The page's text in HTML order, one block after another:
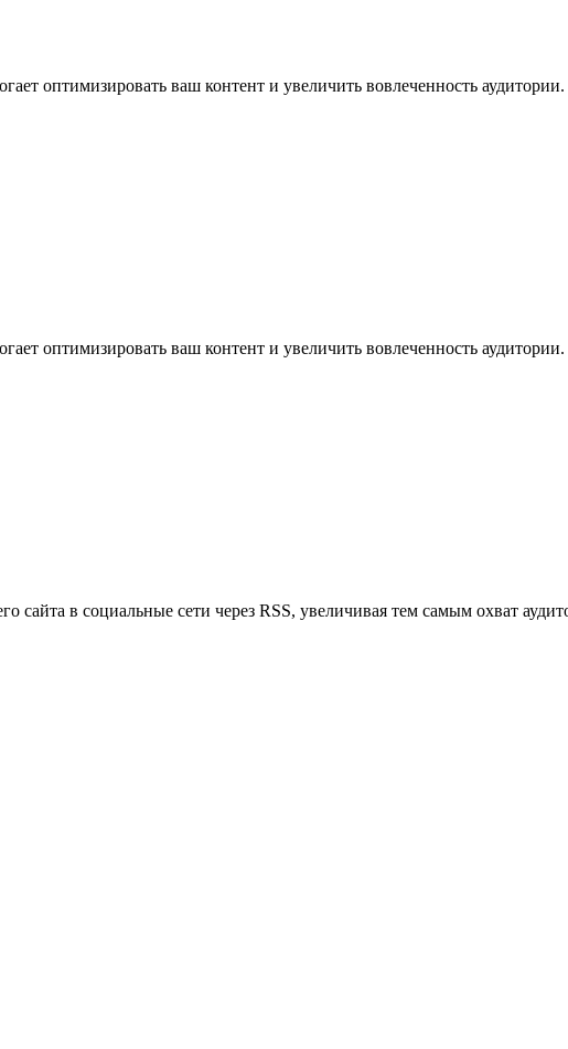
оптимизировать ваш контент и увеличить вовлеченность аудитории.
оптимизировать ваш контент и увеличить вовлеченность аудитории.
сайта в социальные сети через RSS, увеличивая тем самым охват